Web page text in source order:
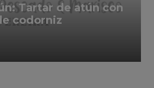
Tartar de atún con
codorniz